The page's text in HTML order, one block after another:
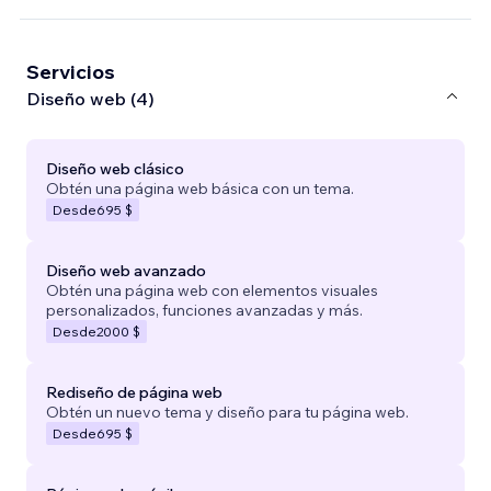
Servicios
Diseño web (4)
Diseño web clásico
Obtén una página web básica con un tema.
Desde695 $
Diseño web avanzado
Obtén una página web con elementos visuales
personalizados, funciones avanzadas y más.
Desde2000 $
Rediseño de página web
Obtén un nuevo tema y diseño para tu página web.
Desde695 $